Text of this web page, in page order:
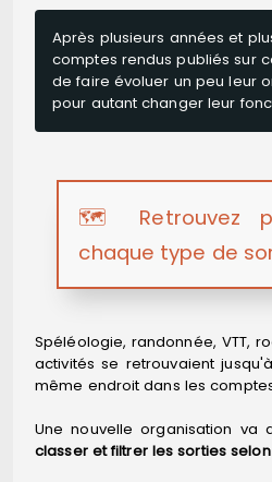
Après plusieurs années et
comptes rendus publiés sur
de faire évoluer un peu leur
pour autant changer leur
🗺️ Retrouvez
chaque type de
Spéléologie, randonnée, VTT,
activités se retrouvaient
même endroit dans les
Une nouvelle organisation va
classer et filtrer les sorties